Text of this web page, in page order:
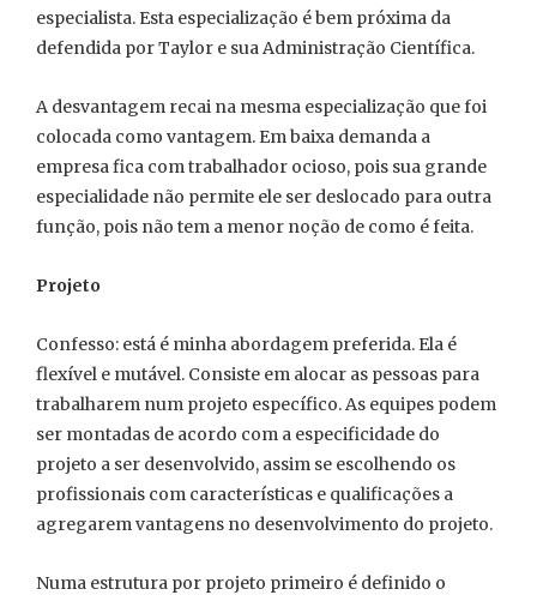
especialista. Esta especialização é bem próxima da
defendida por Taylor e sua Administração Científica.
A desvantagem recai na mesma especialização que foi
colocada como vantagem. Em baixa demanda a
empresa fica com trabalhador ocioso, pois sua grande
especialidade não permite ele ser deslocado para outra
função, pois não tem a menor noção de como é feita.
Projeto
Confesso: está é minha abordagem preferida. Ela é
flexível e mutável. Consiste em alocar as pessoas para
trabalharem num projeto específico. As equipes podem
ser montadas de acordo com a especificidade do
projeto a ser desenvolvido, assim se escolhendo os
profissionais com características e qualificações a
agregarem vantagens no desenvolvimento do projeto.
Numa estrutura por projeto primeiro é definido o